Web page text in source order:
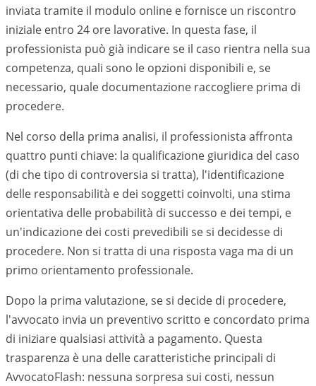
inviata tramite il modulo online e fornisce un riscontro
iniziale entro 24 ore lavorative. In questa fase, il
professionista può già indicare se il caso rientra nella sua
competenza, quali sono le opzioni disponibili e, se
necessario, quale documentazione raccogliere prima di
procedere.
Nel corso della prima analisi, il professionista affronta
quattro punti chiave: la qualificazione giuridica del caso
(di che tipo di controversia si tratta), l'identificazione
delle responsabilità e dei soggetti coinvolti, una stima
orientativa delle probabilità di successo e dei tempi, e
un'indicazione dei costi prevedibili se si decidesse di
procedere. Non si tratta di una risposta vaga ma di un
primo orientamento professionale.
Dopo la prima valutazione, se si decide di procedere,
l'avvocato invia un preventivo scritto e concordato prima
di iniziare qualsiasi attività a pagamento. Questa
trasparenza è una delle caratteristiche principali di
AvvocatoFlash: nessuna sorpresa sui costi, nessun